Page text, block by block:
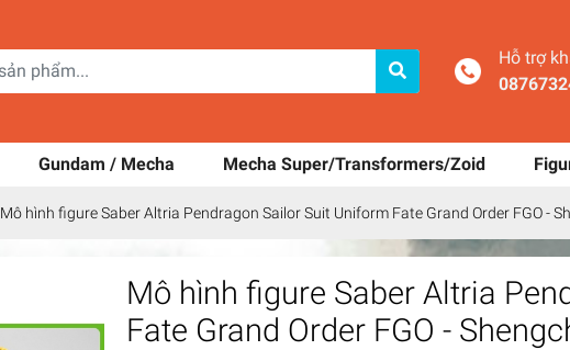
Hỗ trợ
Gundam / Mecha Mecha Super/Transformers/Zoid
Mô hình figure Saber Altria Pendragon Sailor Suit Uniform Fate Grand Order FGO -
Mô hình figure Saber Altria
Fate Grand Order FGO -